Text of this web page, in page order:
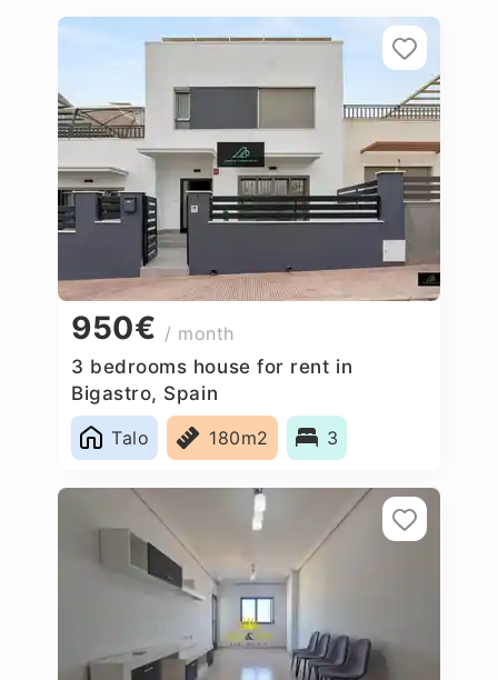
950€ / month
3 bedrooms house for rent in
Bigastro, Spain
Talo
180m2 3